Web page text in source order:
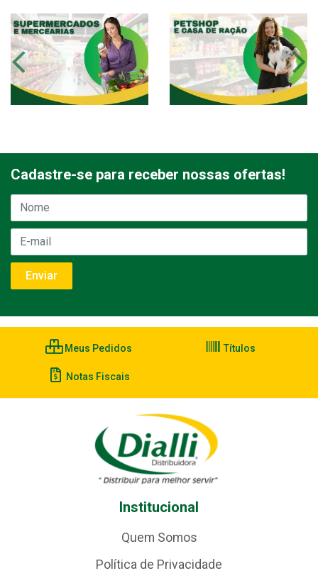
Cadastre-se para receber nossas ofertas!
Meus Pedidos Títulos
Notas Fiscais
Institucional
Quem Somos
Política de Privacidade